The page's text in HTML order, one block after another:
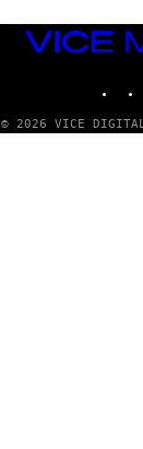
VICE
MEDIA
© 2026 VICE